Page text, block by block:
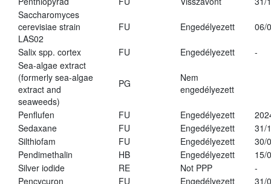
Saccharomyces
cerevisiae strain
LAS02
FU Engedélyezett 06/
Salix spp. cortex FU Engedélyezett
-
Sea-algae extract
(formerly sea-algae
extract and
seaweeds)
PG
Nem
engedélyezett
Penflufen FU Engedélyezett
Sedaxane
FU Engedélyezett
31/
Silthiofam
FU Engedélyezett
30/
Pendimethalin
HB Engedélyezett
15/
Silver iodide
RE Not PPP
-
Pencycuron
FU Engedélyezett
31/